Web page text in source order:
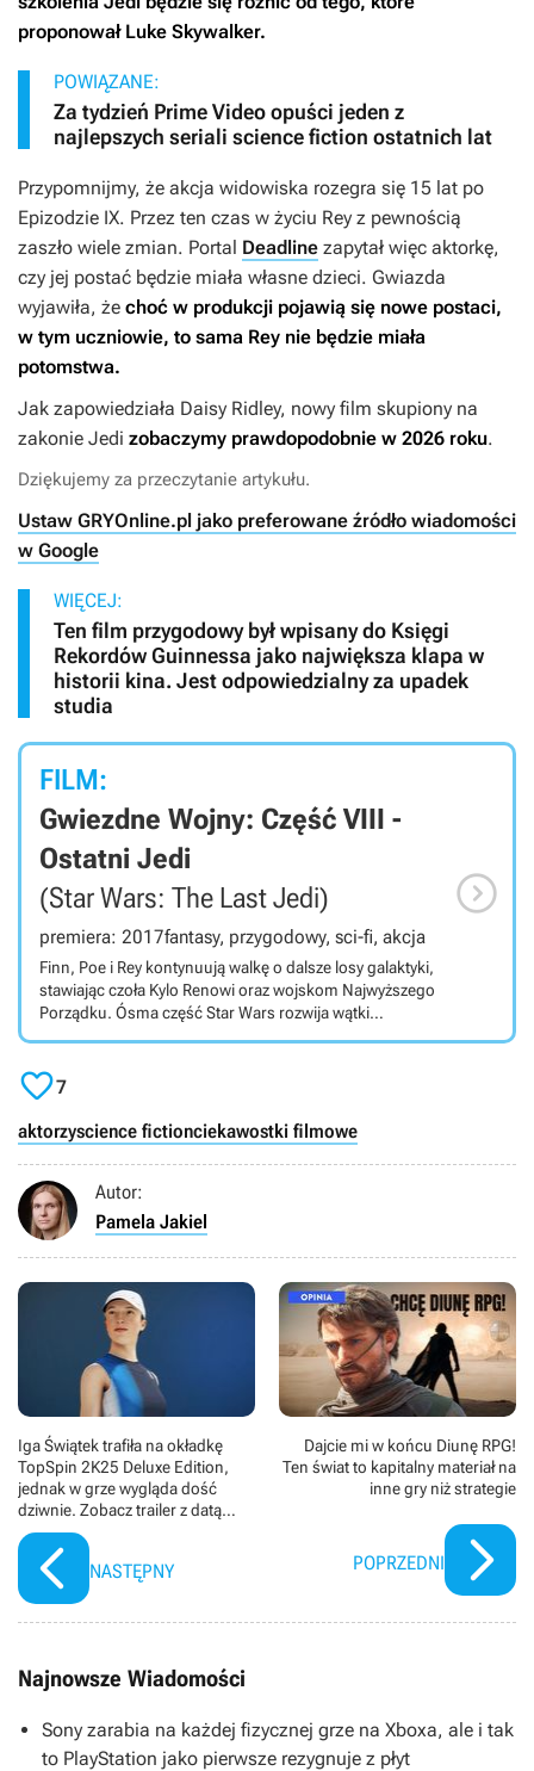
proponował Luke Skywalker.
POWIĄZANE:
Za tydzień Prime Video opuści jeden z
najlepszych seriali science fiction ostatnich lat
Przypomnijmy, że akcja widowiska rozegra się 15 lat po
Epizodzie IX. Przez ten czas w życiu Rey z pewnością
zaszło wiele zmian. Portal Deadline zapytał więc aktorkę,
czy jej postać będzie miała własne dzieci. Gwiazda
wyjawiła, że choć w produkcji pojawią się nowe postaci,
w tym uczniowie, to sama Rey nie będzie miała
potomstwa.
Jak zapowiedziała Daisy Ridley, nowy film skupiony na
zakonie Jedi zobaczymy prawdopodobnie w 2026 roku.
Dziękujemy za przeczytanie artykułu.
Ustaw GRYOnline.pl jako preferowane źródło wiadomości
w Google
WIĘCEJ:
Ten film przygodowy był wpisany do Księgi
Rekordów Guinnessa jako największa klapa w
historii kina. Jest odpowiedzialny za upadek
studia
FILM:
Gwiezdne Wojny: Część VIII -
Ostatni Jedi
(Star Wars: The Last Jedi)
premiera: 2017fantasy, przygodowy, sci-fi, akcja
Finn, Poe i Rey kontynuują walkę o dalsze losy galaktyki,
stawiając czoła Kylo Renowi oraz wojskom Najwyższego
Porządku. Ósma część Star Wars rozwija wątki
Johnson.

7
aktorzyscience fictionciekawostki filmowe
Autor:
Pamela Jakiel
Iga Świątek trafiła na okładkę
TopSpin 2K25 Deluxe Edition,
jednak w grze wygląda dość
dziwnie. Zobacz trailer z datą
premiery
NASTĘPNY
Dajcie mi w końcu Diunę RPG!
Ten świat to kapitalny materiał na
inne gry niż strategie
POPRZEDNI
Najnowsze Wiadomości
Sony zarabia na każdej fizycznej grze na Xboxa, ale i tak
to PlayStation jako pierwsze rezygnuje z płyt